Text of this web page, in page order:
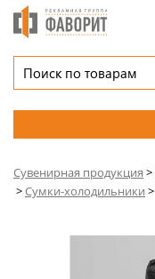
Сувенирная продукция >
>Сумки-холодильники >